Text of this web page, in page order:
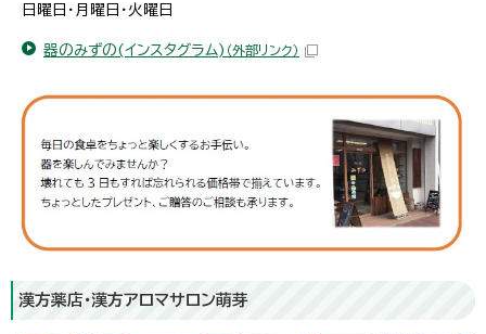
日曜日・月曜日・火曜日
器のみずの(インスタグラム) （外部リンク）
漢方薬店・漢方アロマサロン萌芽